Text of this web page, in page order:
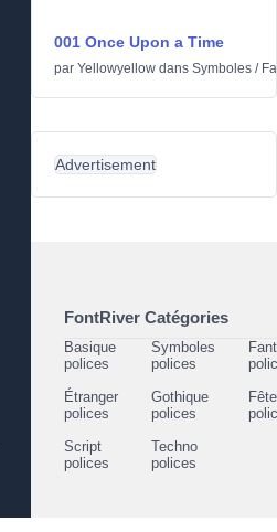
001 Once Upon a Time
par Yellowyellow dans Symboles /
Advertisement
FontRiver Catégories
Basique
polices
Symboles
polices
Étranger
polices
Gothique
polices
Script
polices
Techno
polices